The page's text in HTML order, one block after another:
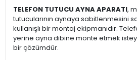
TELEFON TUTUCU AYNA APARATI,
tutucularının aynaya sabitlenmesini
kullanışlı bir montaj ekipmanıdır.
yerine ayna dibine monte etmek
bir çözümdür.